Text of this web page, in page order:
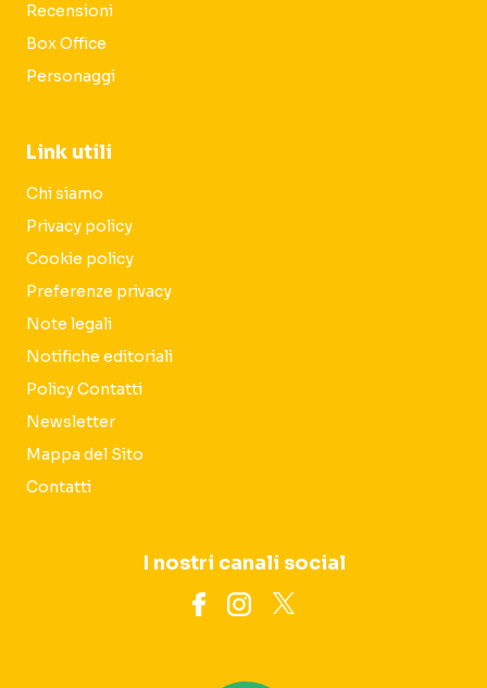
Recensioni
Box Office
Personaggi
Link utili
Chi siamo
Privacy policy
Cookie policy
Preferenze privacy
Note legali
Notifiche editoriali
Policy Contatti
Newsletter
Mappa del Sito
Contatti
I nostri canali social